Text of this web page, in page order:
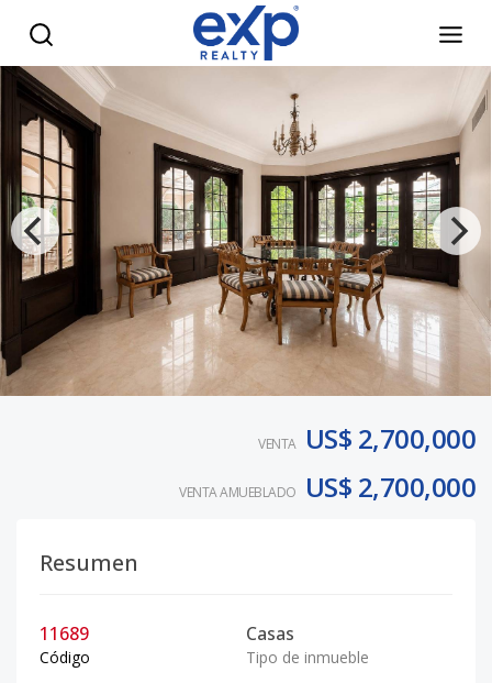
VENTA US$ 2,700,000
VENTA AMUEBLADO US$ 2,700,000
Resumen
11689
Código
Casas
Tipo de inmueble
Private Luxury House Estate Santo Domingo, Dominican